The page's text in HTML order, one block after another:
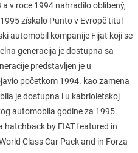
v roce 1994 nahradilo oblíbený,
získalo Punto v Evropě titul
automobil kompanije Fijat koji se
generacija je dostupna sa
predstavljen je u
početkom 1994. kao zamena
je dostupna i u kabrioletskoj
automobila godine za 1995.
hatchback by FIAT featured in
Class Car Pack and in Forza